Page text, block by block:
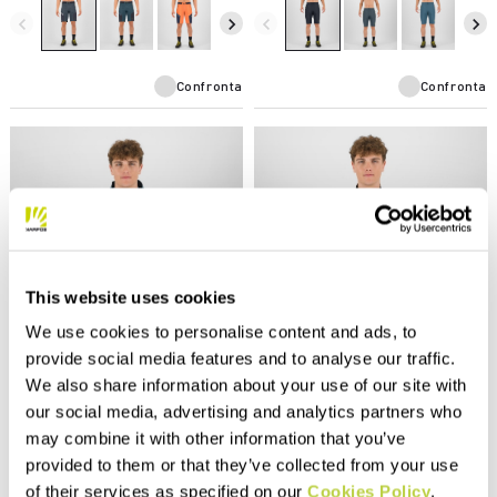
This website uses cookies
We use cookies to personalise content and ads, to
provide social media features and to analyse our traffic.
We also share information about your use of our site with
our social media, advertising and analytics partners who
may combine it with other information that you’ve
provided to them or that they’ve collected from your use
of their services as specified on our Cookies Policy.
di movimento.
navigate_before navigate_next
Confronta
navigate_before navigate_next
Confronta
PARETE EVO JACKET
165,00 €
99,00 €
Giacca antivento altamente
traspirante e facilmente
PARETE EVO VEST
125,00 €
75,00 €
Gilet antivento altamente
traspirante con trattamento